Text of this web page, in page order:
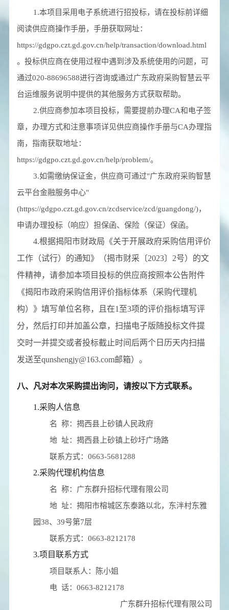
1.本项目采用电子系统进行招投标，请在投标前详细
阅读供应商操作手册，手册获取网址：
https://gdgpo.czt.gd.gov.cn/help/transaction/download.html
。投标供应商在使用过程中遇到涉及系统使用的问题，可
通过020-88696588进行咨询或通过广东政府采购智慧云平
台运维服务说明中提供的其他服务方式获取帮助。
2.供应商参加本项目投标，需要提前办理CA和电子签
章，办理方式和注意事项详见供应商操作手册与CA办理指
南，指南获取地址：
https://gdgpo.czt.gd.gov.cn/help/problem/。
3.如需缴纳保证金，供应商可通过"广东政府采购智慧
云平台金融服务中心"
(https://gdgpo.czt.gd.gov.cn/zcdservice/zcd/guangdong/)，
申请办理投标（响应）担保函、保险（保证）保函。
4.根据揭阳市财政局《关于开展政府采购信用评价
工作（试行）的通知》（揭市财采〔2023〕2号）的文
件精神，请参加本项目投标的供应商按照本公告附件
《揭阳市政府采购信用评价指标体系（采购代理机
构）》填写单位名称，且在1至3项的评价指标填写评
分，然后打印并加盖公章，扫描电子版随投标文件提
交时一并提交或者投标截止时间后两个日历天内扫描
发送至qunshengjy@163.com邮箱）。
八、凡对本次采购提出询问，请按以下方式联系。
1.采购人信息
名 称： 揭西县上砂镇人民政府
地 址： 揭西县上砂镇上砂圩广场路
联系方式： 0663-5681288
2.采购代理机构信息
名 称： 广东群升招标代理有限公司
地 址： 揭阳市榕城区东泰路以北，东泮村东雅
园38、39号第7层
联系方式： 0663-8212178
3.项目联系方式
项目联系人：
陈小姐
电 话： 0663-8212178
广东群升招标代理有限公司